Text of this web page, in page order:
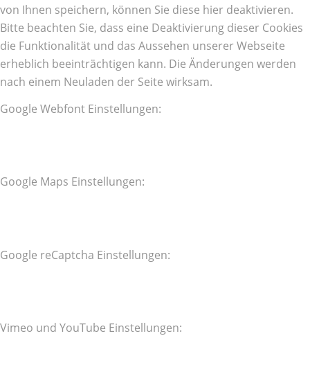
von Ihnen speichern, können Sie diese hier deaktivieren.
Bitte beachten Sie, dass eine Deaktivierung dieser Cookies
die Funktionalität und das Aussehen unserer Webseite
erheblich beeinträchtigen kann. Die Änderungen werden
nach einem Neuladen der Seite wirksam.
Google Webfont Einstellungen:
Google Maps Einstellungen:
Google reCaptcha Einstellungen:
Vimeo und YouTube Einstellungen: